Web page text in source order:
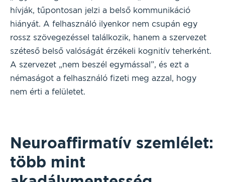
hívják, tűpontosan jelzi a belső kommunikáció
hiányát. A felhasználó ilyenkor nem csupán egy
rossz szövegezéssel találkozik, hanem a szervezet
széteső belső valóságát érzékeli kognitív teherként.
A szervezet „nem beszél egymással”, és ezt a
némaságot a felhasználó fizeti meg azzal, hogy
nem érti a felületet.
Neuroaffirmatív szemlélet:
több mint